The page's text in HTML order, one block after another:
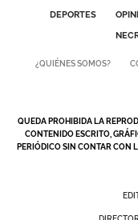
DEPORTES
¿QUIÉNES SOMOS?
QUEDA PROHIBIDA LA
CONTENIDO ESCRITO,
PERIÓDICO SIN CONTAR CON